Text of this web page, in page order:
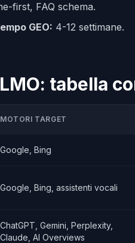
first, FAQ schema.
GEO: 4-12 settimane.
tabella
MOTORI TARGET
Google, Bing
Google, Bing, assistenti vocali
ChatGPT, Gemini, Perplexity,
Claude, AI Overviews